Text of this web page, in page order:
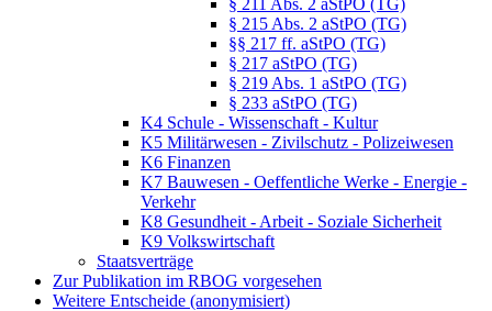
§ 211 Abs. 2 aStPO (TG)
§ 215 Abs. 2 aStPO (TG)
§§ 217 ff. aStPO (TG)
§ 217 aStPO (TG)
§ 219 Abs. 1 aStPO (TG)
§ 233 aStPO (TG)
K4 Schule - Wissenschaft - Kultur
K5 Militärwesen - Zivilschutz - Polizeiwesen
K6 Finanzen
K7 Bauwesen - Oeffentliche Werke - Energie -
Verkehr
K8 Gesundheit - Arbeit - Soziale Sicherheit
K9 Volkswirtschaft
Staatsverträge
Zur Publikation im RBOG vorgesehen
Weitere Entscheide (anonymisiert)